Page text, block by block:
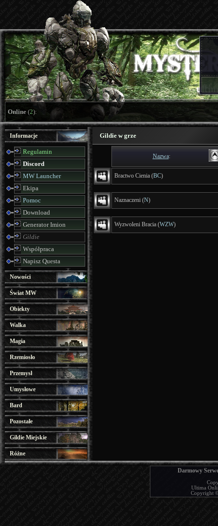
Online (2):
Informacje
Regulamin
Discord
MW Launcher
Ekipa
Pomoc
Download
Generator Imion
Gildie
Współpraca
Napisz Questa
Nowości
Świat MW
Obiekty
Walka
Magia
Rzemiosło
Przemysł
Umysłowe
Bard
Pozostałe
Gildie Miejskie
Różne
Gildie w grze
Nazwa:
Bractwo Cienia (BC)
Naznaczeni (N)
Wyzwoleni Bracia (WZW)
Darmowy
Ultima
Copyright